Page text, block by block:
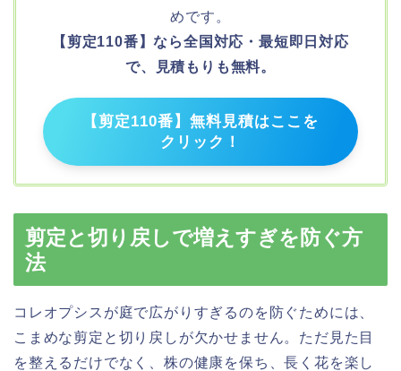
めです。
【剪定110番】なら全国対応・最短即日対応
で、見積もりも無料。
【剪定110番】無料見積はここを
クリック！
剪定と切り戻しで増えすぎを防ぐ方
法
コレオプシスが庭で広がりすぎるのを防ぐためには、
こまめな剪定と切り戻しが欠かせません。ただ見た目
を整えるだけでなく、株の健康を保ち、長く花を楽し